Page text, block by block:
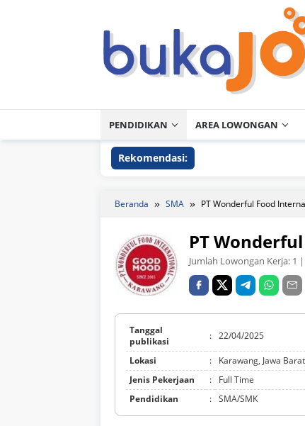
PENDIDIKAN AREA LOWONGAN
Rekomendasi:
Beranda SMA PT Wonderful Food
PT
Jumlah Lowongan Kerja: 1
Tanggal
publikasi
: 22/04/2025
Lokasi :
Karawang, Jawa Barat
Jenis Pekerjaan
:
Full Time
Pendidikan
: SMA/SMK